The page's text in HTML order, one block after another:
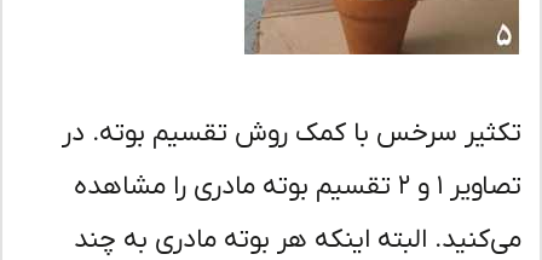
سرخس با کمک روش تقسیم بوته. در
تصاویر ۱ و ۲ تقسیم بوته مادری را مشاهده
البته اینکه هر بوته مادری به چند